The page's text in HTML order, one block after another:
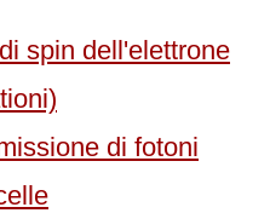
spin dell'elettrone
di fotoni